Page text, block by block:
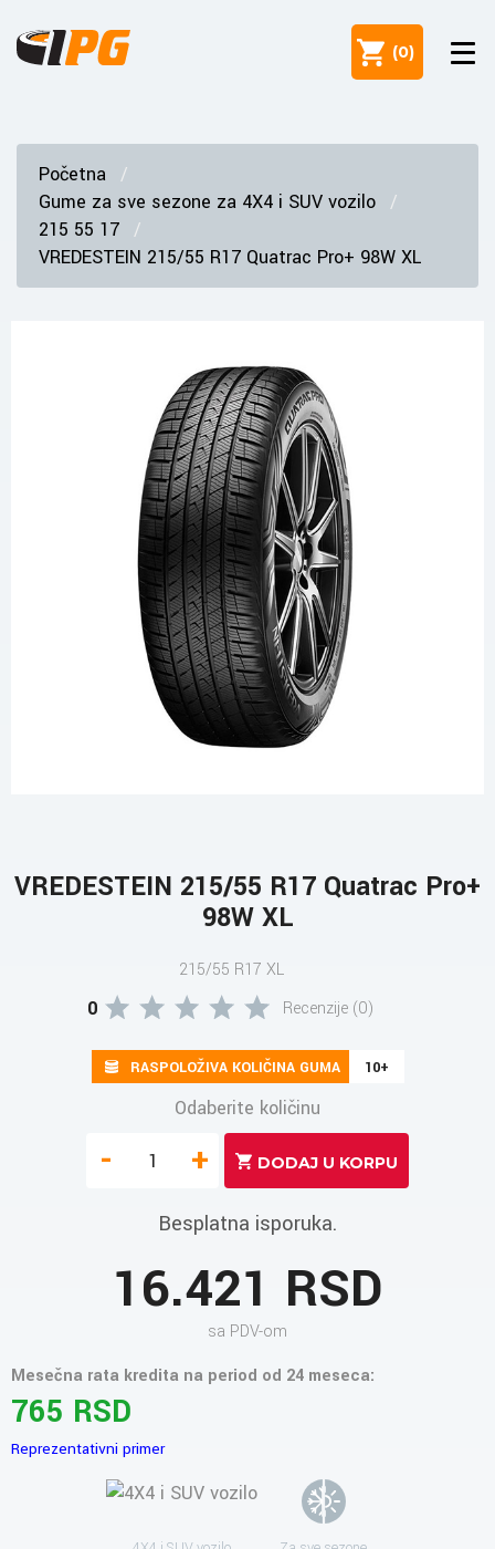
(0)
Početna
Gume za sve sezone za 4X4 i SUV vozilo
215 55 17
VREDESTEIN 215/55 R17 Quatrac Pro+ 98W XL
VREDESTEIN 215/55 R17 Quatrac Pro+
98W XL
215/55 R17 XL
0 Recenzije (0)
RASPOLOŽIVA KOLIČINA GUMA 10+
Odaberite količinu
- +
Besplatna isporuka.
16.421 RSD
sa PDV-om
Mesečna rata kredita na period od 24 meseca:
765 RSD
Reprezentativni primer